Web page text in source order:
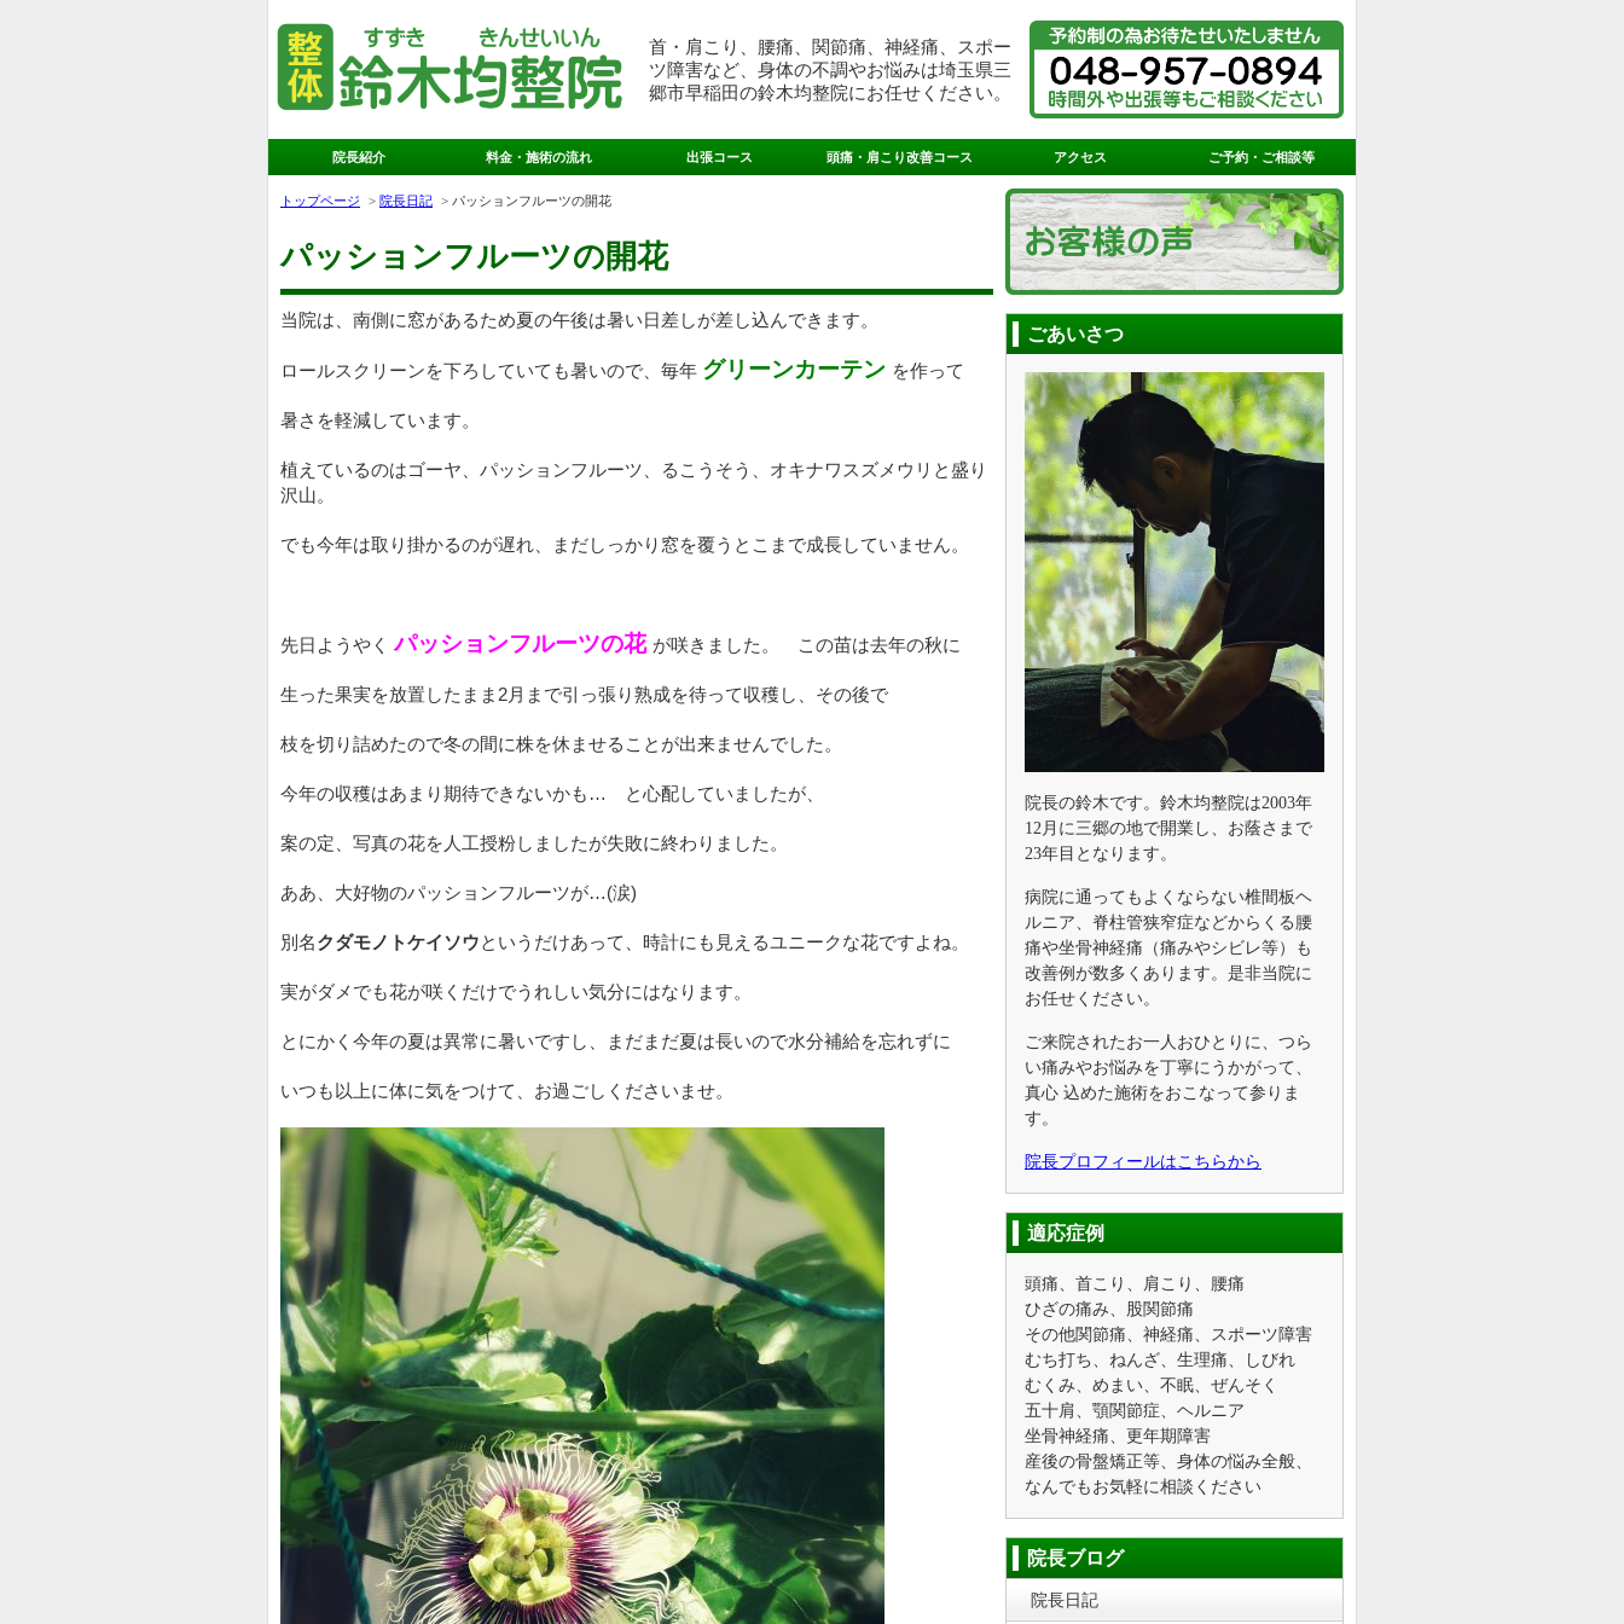
首・肩こり、腰痛、関節痛、神経痛、スポー
ツ障害など、身体の不調やお悩みは埼玉県三
郷市早稲田の鈴木均整院にお任せください。
院長紹介 料金・施術の流れ 出張コース 頭痛・肩こり改善コース アクセス ご予約・ご相談等
トップページ 院長日記 パッションフルーツの開花
パッションフルーツの開花
当院は、南側に窓があるため夏の午後は暑い日差しが差し込んできます。
ロールスクリーンを下ろしていても暑いので、毎年 グリーンカーテン を作って
暑さを軽減しています。
植えているのはゴーヤ、パッションフルーツ、るこうそう、オキナワスズメウリと盛り
沢山。
でも今年は取り掛かるのが遅れ、まだしっかり窓を覆うとこまで成長していません。
先日ようやくパッションフルーツの花 が咲きました。 この苗は去年の秋に
生った果実を放置したまま 2月まで引っ張り熟成を待って収穫し、その後で
枝を切り詰めたので冬の間に株を休ませることが出来ませんでした。
今年の収穫はあまり期待できないかも… と心配していましたが、
案の定、写真の花を人工授粉しましたが失敗に終わりました。
ああ、大好物のパッションフルーツが…(涙)
別名クダモノトケイソウというだけあって、時計にも見えるユニークな花ですよね。
実がダメでも花が咲くだけでうれしい気分にはなります。
とにかく今年の夏は異常に暑いですし、まだまだ夏は長いので水分補給を忘れずに
いつも以上に体に気をつけて、お過ごしくださいませ。
ごあいさつ
院長の鈴木です。鈴木均整院は2003年
12月に三郷の地で開業し、お蔭さまで
23年目となります。
病院に通ってもよくならない椎間板ヘ
ルニア、脊柱管狭窄症などからくる腰
痛や坐骨神経痛（痛みやシビレ等）も
改善例が数多くあります。是非当院に
お任せください。
ご来院されたお一人おひとりに、つら
い痛みやお悩みを丁寧にうかがって、
真心 込めた施術をおこなって参りま
す。
院長プロフィールはこちらから
適応症例
頭痛、首こり、肩こり、腰痛
ひざの痛み、股関節痛
その他関節痛、神経痛、スポーツ障害
むち打ち、ねんざ、生理痛、しびれ
むくみ、めまい、不眠、ぜんそく
五十肩、顎関節症、ヘルニア
坐骨神経痛、更年期障害
産後の骨盤矯正等、身体の悩み全般、
なんでもお気軽に相談ください
院長ブログ
院長日記